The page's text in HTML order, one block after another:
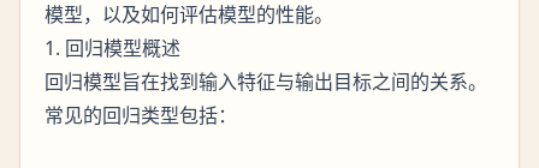
模型，以及如何评估模型的性能。
1. 回归模型概述
回归模型旨在找到输入特征与输出目标之间的关系。
常见的回归类型包括：